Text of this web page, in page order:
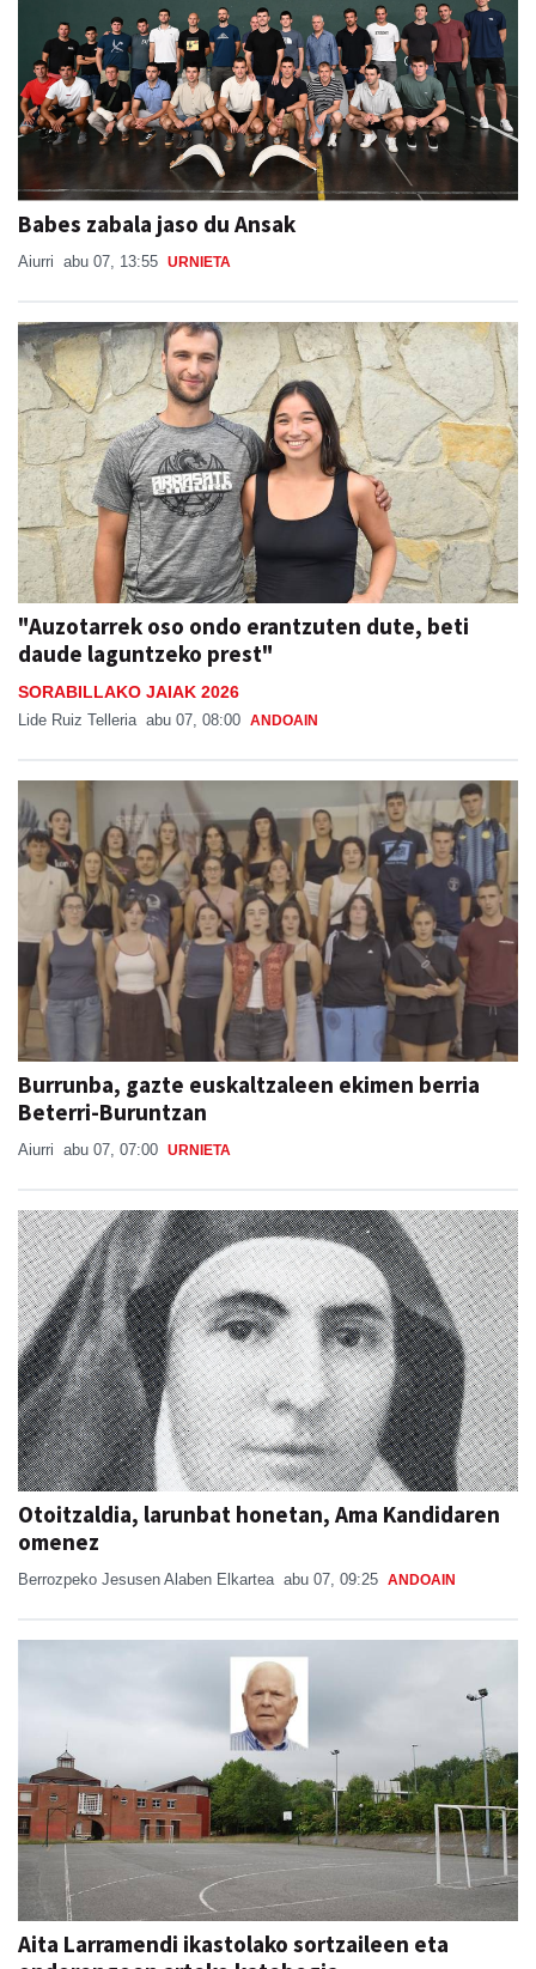
Babes zabala jaso du Ansak
"Auzotarrek oso ondo erantzuten dute, beti
daude laguntzeko prest"
SORABILLAKO JAIAK 2026
Lide Ruiz Telleria abu 07, 08:00
Burrunba, gazte euskaltzaleen ekimen berria
Beterri-Buruntzan
Aiurri abu 07, 07:00
Otoitzaldia, larunbat honetan, Ama Kandidaren
omenez
Berrozpeko Jesusen Alaben Elkartea abu 07, 09:25
Aita Larramendi ikastolako sortzaileen eta
ondorengoen arteko katebegia
IN MEMORIAM